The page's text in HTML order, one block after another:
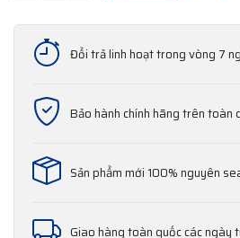
Đổi trả linh hoạt trong vòng 7
Bảo hành chính hãng trên toàn
Sản phẩm mới 100% nguyên
Giao hàng toàn quốc các ngày